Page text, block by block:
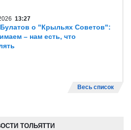
13:27
о "Крыльях Советов":
– нам есть, что
Весь список
ТОЛЬЯТТИ